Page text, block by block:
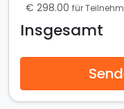
€ 298.00 für
Insgesamt